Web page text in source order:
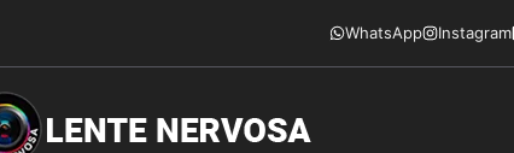
WhatsApp Instagram